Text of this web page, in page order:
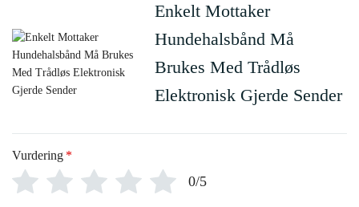
Enkelt Mottaker
Hundehalsbånd Må
Brukes Med Trådløs
Elektronisk Gjerde Sender
Vurdering *
0/5